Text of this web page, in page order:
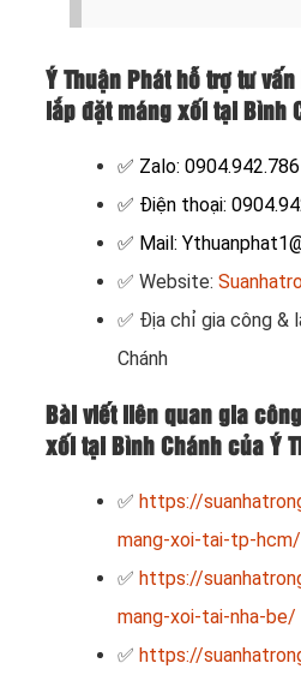
Ý Thuận Phát hỗ trợ tư
lắp đặt máng xối tại Bình
✅ Zalo: 0904.942.786
✅ Điện thoại:
✅ Mail:
✅ Website:
✅ Địa chỉ gia công &
Chánh
Bài viết liên quan gia
xối tại Bình Chánh của Ý
✅ https://
mang-xoi-tai-tp-hcm/
✅ https://
mang-xoi-tai-nha-be/
✅ https://